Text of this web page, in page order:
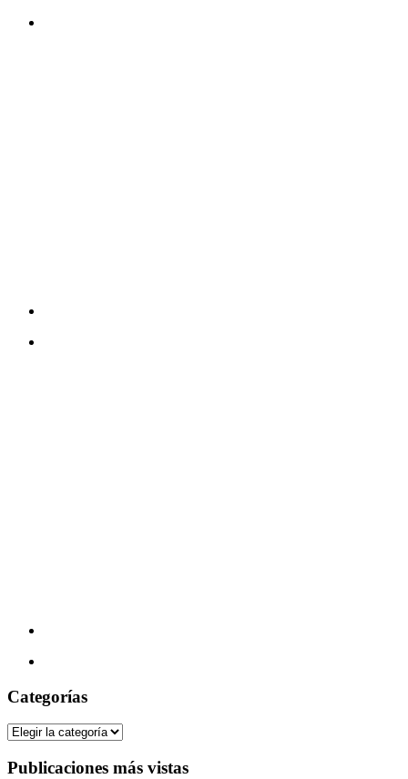
Categorías
Categorías
Publicaciones más vistas